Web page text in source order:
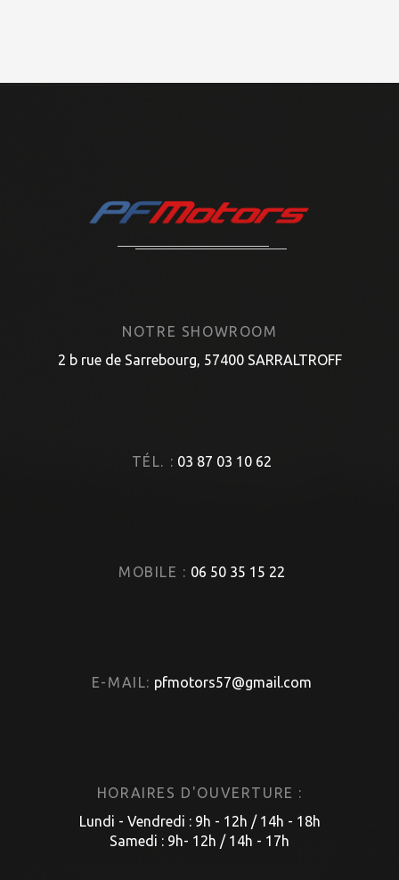
NOTRE SHOWROOM
2 b rue de Sarrebourg, 57400 SARRALTROFF
TÉL. : 03 87 03 10 62
MOBILE : 06 50 35 15 22
E-MAIL: pfmotors57@gmail.com
HORAIRES D'OUVERTURE :
Lundi - Vendredi : 9h - 12h / 14h - 18h
Samedi : 9h- 12h / 14h - 17h